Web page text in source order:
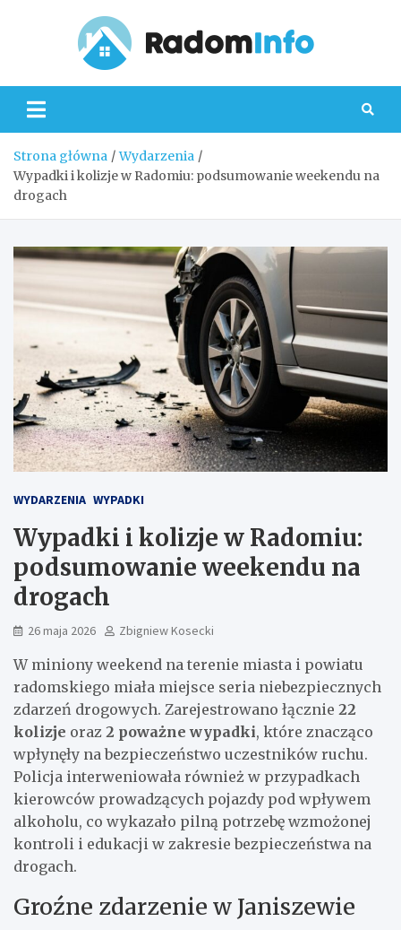
Strona główna
Wydarzenia
Wypadki i kolizje w Radomiu: podsumowanie weekendu na
drogach
WYDARZENIA WYPADKI
Wypadki i kolizje w Radomiu:
podsumowanie weekendu na
drogach
26 maja 2026 Zbigniew Kosecki
W miniony weekend na terenie miasta i powiatu
radomskiego miała miejsce seria niebezpiecznych
zdarzeń drogowych. Zarejestrowano łącznie 22
kolizje oraz 2 poważne wypadki, które znacząco
wpłynęły na bezpieczeństwo uczestników ruchu.
Policja interweniowała również w przypadkach
kierowców prowadzących pojazdy pod wpływem
alkoholu, co wykazało pilną potrzebę wzmożonej
kontroli i edukacji w zakresie bezpieczeństwa na
drogach.
Groźne zdarzenie w Janiszewie